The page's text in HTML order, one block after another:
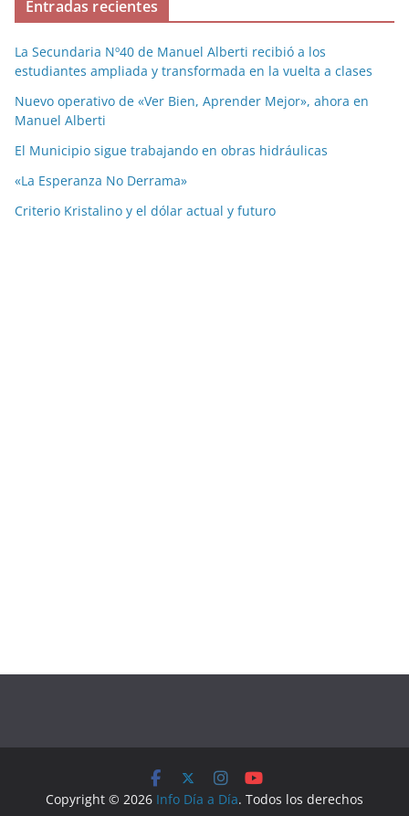
Entradas recientes
La Secundaria Nº40 de Manuel Alberti recibió a los
estudiantes ampliada y transformada en la vuelta a clases
Nuevo operativo de «Ver Bien, Aprender Mejor», ahora en
Manuel Alberti
El Municipio sigue trabajando en obras hidráulicas
«La Esperanza No Derrama»
Criterio Kristalino y el dólar actual y futuro
Copyright © 2026 Info Día a Día. Todos los derechos